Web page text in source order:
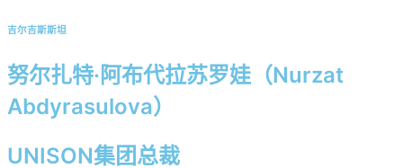
吉尔吉斯斯坦
努尔扎特·阿布代拉苏罗娃（Nurzat
Abdyrasulova）
UNISON集团总裁